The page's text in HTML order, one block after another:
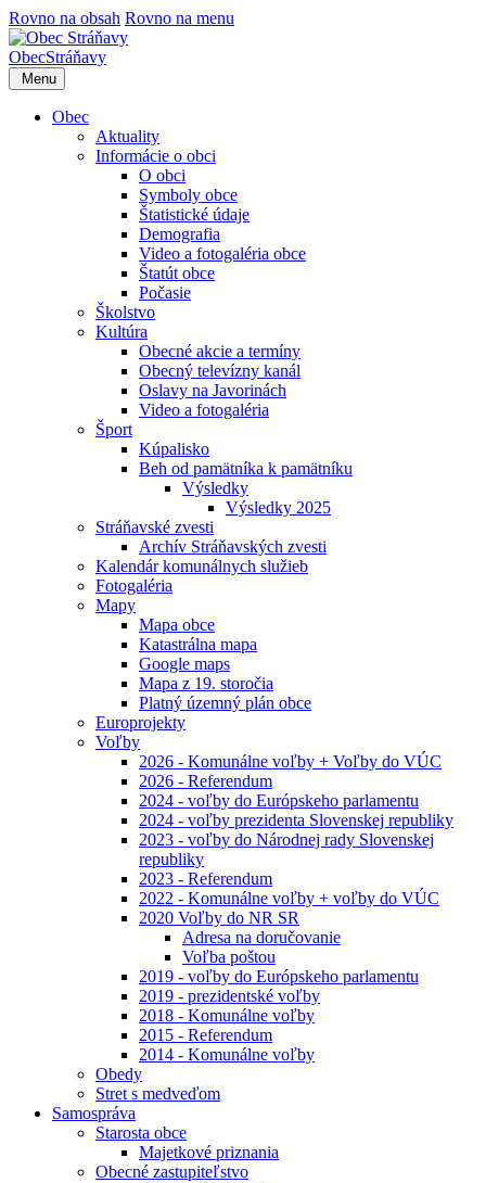
Rovno na obsah Rovno na menu
ObecStráňavy
Menu
Obec
Aktuality
Informácie o obci
O obci
Symboly obce
Štatistické údaje
Demografia
Video a fotogaléria obce
Štatút obce
Počasie
Školstvo
Kultúra
Obecné akcie a termíny
Obecný televízny kanál
Oslavy na Javorinách
Video a fotogaléria
Šport
Kúpalisko
Beh od pamätníka k pamätníku
Výsledky
Výsledky 2025
Stráňavské zvesti
Archív Stráňavských zvesti
Kalendár komunálnych služieb
Fotogaléria
Mapy
Mapa obce
Katastrálna mapa
Google maps
Mapa z 19. storočia
Platný územný plán obce
Europrojekty
Voľby
2026 - Komunálne voľby + Voľby do VÚC
2026 - Referendum
2024 - voľby do Európskeho parlamentu
2024 - voľby prezidenta Slovenskej republiky
2023 - voľby do Národnej rady Slovenskej
republiky
2023 - Referendum
2022 - Komunálne voľby + voľby do VÚC
2020 Voľby do NR SR
Adresa na doručovanie
Voľba poštou
2019 - voľby do Európskeho parlamentu
2019 - prezidentské voľby
2018 - Komunálne voľby
2015 - Referendum
2014 - Komunálne voľby
Obedy
Stret s medveďom
Samospráva
Starosta obce
Majetkové priznania
Obecné zastupiteľstvo